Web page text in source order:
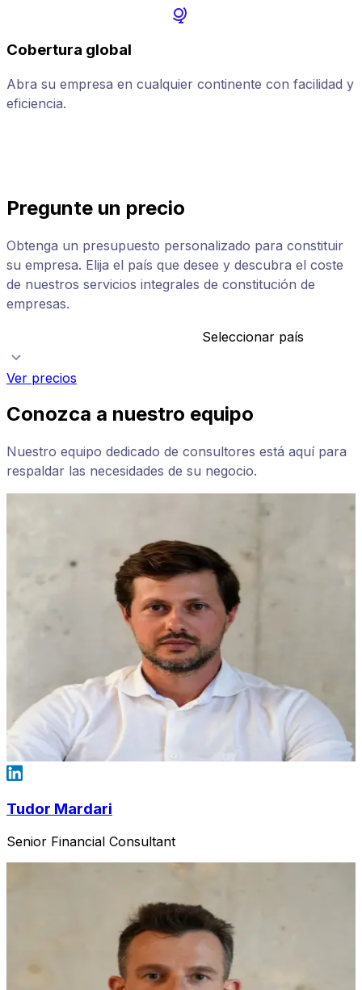
Cobertura global
Abra su empresa en cualquier continente con facilidad y
eficiencia.
Pregunte un precio
Obtenga un presupuesto personalizado para constituir
su empresa. Elija el país que desee y descubra el coste
de nuestros servicios integrales de constitución de
empresas.
Seleccionar país
Ver precios
Conozca a nuestro equipo
Nuestro equipo dedicado de consultores está aquí para
respaldar las necesidades de su negocio.
Tudor Mardari
Senior Financial Consultant